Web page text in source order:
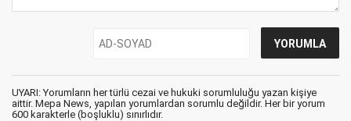
UYARI: Yorumların her türlü cezai ve hukuki sorumluluğu yazan kişiye
aittir. Mepa News, yapılan yorumlardan sorumlu değildir. Her bir yorum
600 karakterle (boşluklu) sınırlıdır.